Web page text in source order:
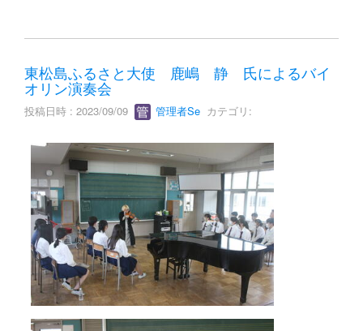
東松島ふるさと大使 鹿嶋 静 氏によるバイ
オリン演奏会
投稿日時 : 2023/09/09 管理者Se カテゴリ: